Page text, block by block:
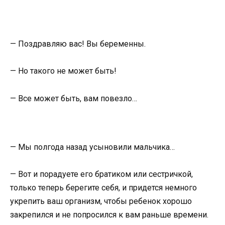
— Поздравляю вас! Вы беременны.
— Но такого не может быть!
— Все может быть, вам повезло…
— Мы полгода назад усыновили мальчика…
— Вот и порадуете его братиком или сестричкой,
только теперь берегите себя, и придется немного
укрепить ваш организм, чтобы ребенок хорошо
закрепился и не попросился к вам раньше времени.